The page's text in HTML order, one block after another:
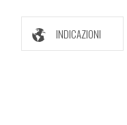
INDICAZIONI